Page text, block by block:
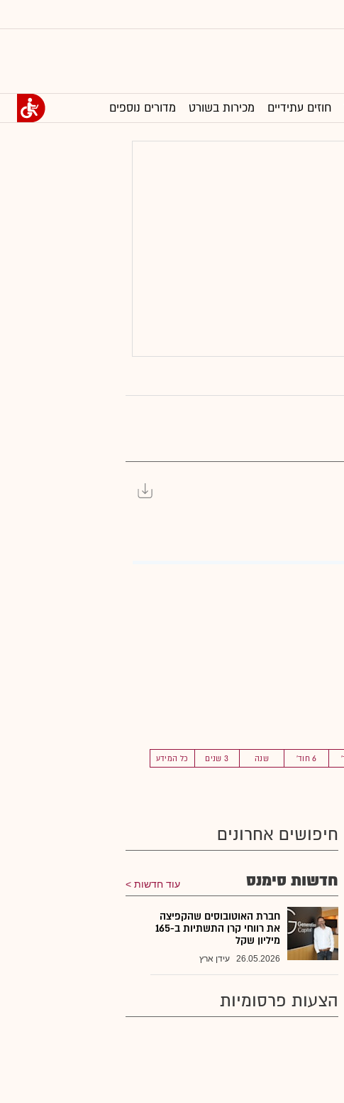
חוזים עתידיים מכירות בשורט מדורים נוספים
6 חוד' שנה 3 שנים כל המידע
חיפושים אחרונים
חדשות סימנס עוד חדשות
חברת האוטובוסים שהקפיצה
את רווחי קרן התשתיות ב-165
מיליון שקל
26.05.2026 עידן ארץ
הצעות פרסומיות